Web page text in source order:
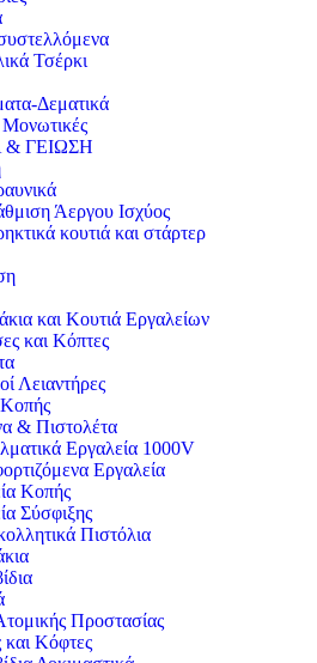
Τσέρκι
Δεματικά
Μονωτικές
ΓΕΙΩΣΗ
Άεργου Ισχύος
κουτιά και στάρτερ
και Κουτιά Εργαλείων
και Κόπτες
Λειαντήρες
Κοπής
& Πιστολέτα
Εργαλεία 1000V
Εργαλεία
Κοπής
Σύσφιξης
Πιστόλια
Προστασίας
Κόφτες